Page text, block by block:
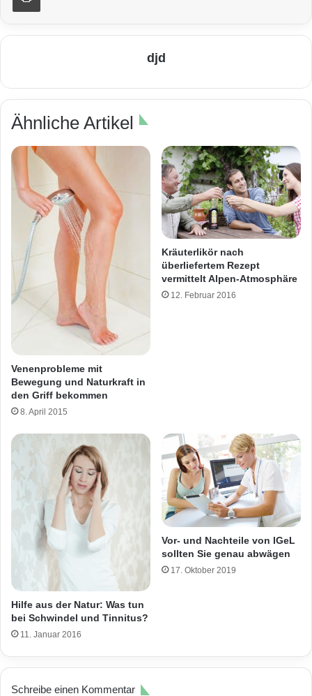
djd
Ähnliche Artikel
Venenprobleme mit
Bewegung und Naturkraft in
den Griff bekommen
8. April 2015
Kräuterlikör nach
überliefertem Rezept
vermittelt Alpen-Atmosphäre
12. Februar 2016
Hilfe aus der Natur: Was tun
bei Schwindel und Tinnitus?
11. Januar 2016
Vor- und Nachteile von IGeL
sollten Sie genau abwägen
17. Oktober 2019
Schreibe einen Kommentar